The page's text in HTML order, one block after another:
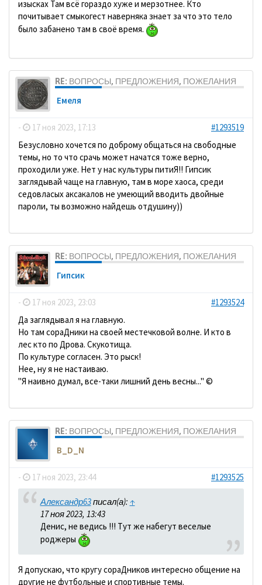
изысках Там всё гораздо хуже и мерзотнее. Кто
почитывает смыкогест наверняка знает за что это тело
было забанено там в своё время.
RE: ВОПРОСЫ, ПРЕДЛОЖЕНИЯ, ПОЖЕЛАНИЯ
Емеля
- 17 ноя 2023, 17:13
#1293519
Безусловно хочется по доброму общаться на свободные
темы, но то что срачь может начатся тоже верно,
проходили уже. Нет у нас культуры питиЯ!! Гипсик
заглядывай чаще на главную, там в море хаоса, среди
седовласых аксакалов не умеющий вводить двойные
пароли, ты возможно найдешь отдушину))
RE: ВОПРОСЫ, ПРЕДЛОЖЕНИЯ, ПОЖЕЛАНИЯ
Гипсик
- 17 ноя 2023, 23:03
#1293524
Да заглядывал я на главную.
Но там сораДники на своей местечковой волне. И кто в
лес кто по Дрова. Скукотища.
По культуре согласен. Это рыск!
Нее, ну я не настаиваю.
"Я наивно думал, все-таки лишний день весны..." ©
RE: ВОПРОСЫ, ПРЕДЛОЖЕНИЯ, ПОЖЕЛАНИЯ
B_D_N
- 17 ноя 2023, 23:44 #1293525
Александр63писал(а): ↑
17 ноя 2023, 13:43
Денис, не ведись !!! Тут же набегут веселые
роджеры
Я допускаю, что кругу сораДников интересно общение на
другие не футбольные и спортивные темы.